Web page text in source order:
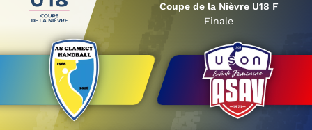
Coupe de la Nièvre U18 F
Finale